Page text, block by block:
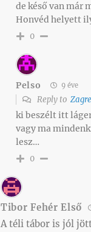
de késő van már
Honvéd helyett
0
Pelso 9 éve
Reply to
ki beszélt itt
vagy ma
lesz…
0
Tibor Fehér Első
A téli tábor is jól